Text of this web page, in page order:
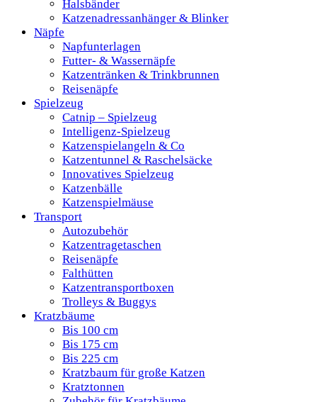
Halsbänder
Katzenadressanhänger & Blinker
Näpfe
Napfunterlagen
Futter- & Wassernäpfe
Katzentränken & Trinkbrunnen
Reisenäpfe
Spielzeug
Catnip – Spielzeug
Intelligenz-Spielzeug
Katzenspielangeln & Co
Katzentunnel & Raschelsäcke
Innovatives Spielzeug
Katzenbälle
Katzenspielmäuse
Transport
Autozubehör
Katzentragetaschen
Reisenäpfe
Falthütten
Katzentransportboxen
Trolleys & Buggys
Kratzbäume
Bis 100 cm
Bis 175 cm
Bis 225 cm
Kratzbaum für große Katzen
Kratztonnen